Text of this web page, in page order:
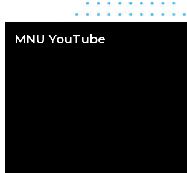
MNU YouTube